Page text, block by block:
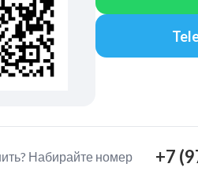
Набирайте номер +7